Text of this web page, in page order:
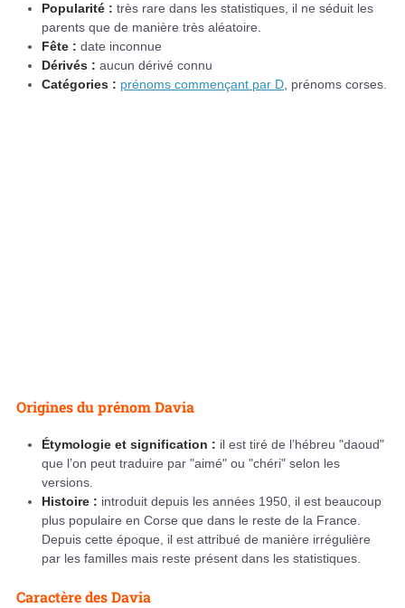
Popularité : très rare dans les statistiques, il ne séduit les
parents que de manière très aléatoire.
Fête : date inconnue
Dérivés : aucun dérivé connu
Catégories : prénoms commençant par D , prénoms corses.
Origines du prénom Davia
Étymologie et signification : il est tiré de l’hébreu "daoud"
que l’on peut traduire par "aimé" ou "chéri" selon les
versions.
Histoire : introduit depuis les années 1950, il est beaucoup
plus populaire en Corse que dans le reste de la France.
Depuis cette époque, il est attribué de manière irrégulière
par les familles mais reste présent dans les statistiques.
Caractère des Davia